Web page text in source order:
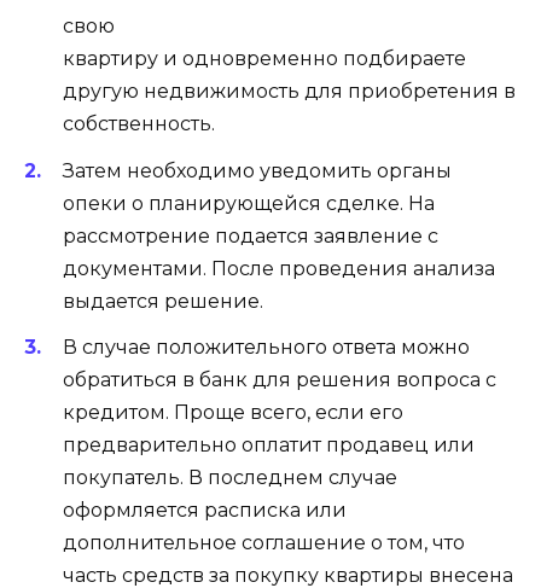
свою
квартиру и одновременно подбираете
другую недвижимость для приобретения в
собственность.
Затем необходимо уведомить органы
опеки о планирующейся сделке. На
рассмотрение подается заявление с
документами. После проведения анализа
выдается решение.
В случае положительного ответа можно
обратиться в банк для решения вопроса с
кредитом. Проще всего, если его
предварительно оплатит продавец или
покупатель. В последнем случае
оформляется расписка или
дополнительное соглашение о том, что
часть средств за покупку квартиры внесена